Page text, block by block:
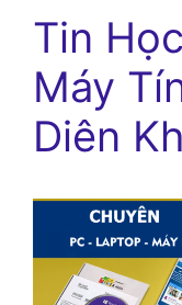
Tin
Máy
Diên